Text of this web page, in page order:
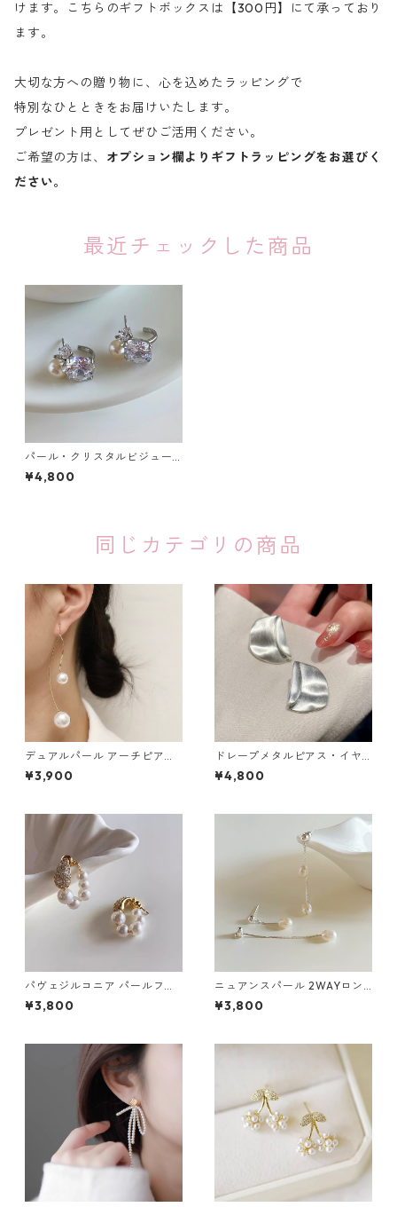
けます。こちらのギフトボックスは【300円】にて承っており
ます。
大切な方への贈り物に、心を込めたラッピングで
特別なひとときをお届けいたします。
プレゼント用としてぜひご活用ください。
ご希望の方は、 オプション欄よりギフトラッピングをお選びく
ださい。
最近チェックした商品
パール・クリスタルビジュー
ルミエールピアス：647
¥4,800
同じカテゴリの商品
デュアルパール アーチピアス
（シルバー・ゴールド）：679
¥3,900
ドレープメタルピアス・イヤ
リング（ゴールド・シルバ
ー）：673
¥4,800
パヴェジルコニア パールフー
プピアス：671
¥3,800
ニュアンスパール 2WAYロン
グチェーンピアス：676
¥3,800